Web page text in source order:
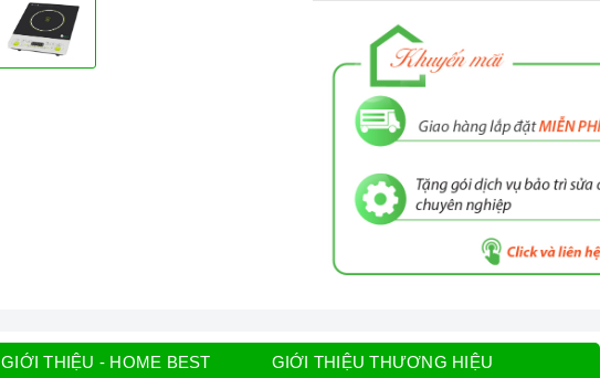
GIỚI THIỆU - HOME BEST GIỚI THIỆU THƯƠNG HIỆU